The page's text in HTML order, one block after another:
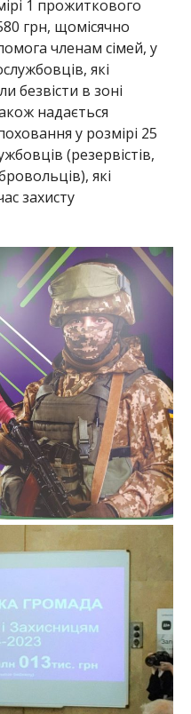
1 прожиткового
грн, щомісячно
членам сімей, у
які
безвісти в зоні
надається
у розмірі 25
(резервістів,
які
захисту